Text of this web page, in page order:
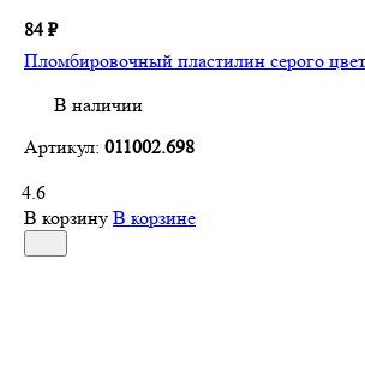
84 ₽
Пломбировочный пластилин серого
В наличии
Артикул: 011002.698
4.6
В корзину В корзине